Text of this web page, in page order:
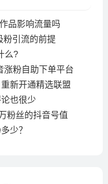
品影响流量吗
粉引流的前提
么?
涨粉自助下单平台
新开通精选联盟
也很少
粉丝的抖音号值
少？